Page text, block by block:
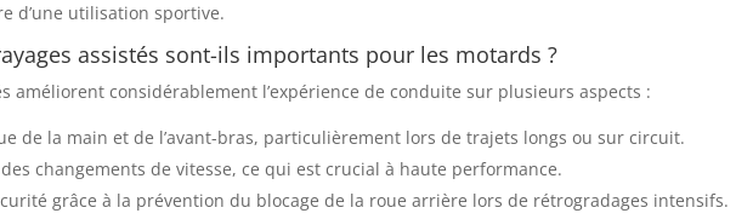
d’une utilisation sportive.
assistés sont-ils importants pour les motards ?
améliorent considérablement l’expérience de conduite sur plusieurs aspects :
de la main et de l’avant-bras, particulièrement lors de trajets longs ou sur circuit.
changements de vitesse, ce qui est crucial à haute performance.
grâce à la prévention du blocage de la roue arrière lors de rétrogradages intensifs.